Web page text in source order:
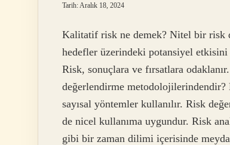
Tarih: Aralık 18, 2024
Kalitatif risk ne demek? Nitel bir risk
hedefler üzerindeki potansiyel
Risk, sonuçlara ve fırsatlara
değerlendirme
sayısal yöntemler kullanılır. Risk
de nicel kullanıma uygundur. Risk
gibi bir zaman dilimi içerisinde